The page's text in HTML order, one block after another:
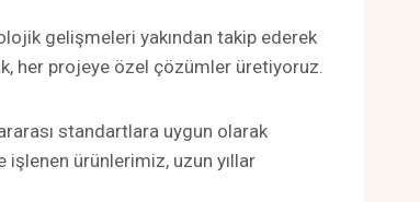
gelişmeleri yakından takip ederek
her projeye özel çözümler üretiyoruz.
standartlara uygun olarak
ürünlerimiz, uzun yıllar